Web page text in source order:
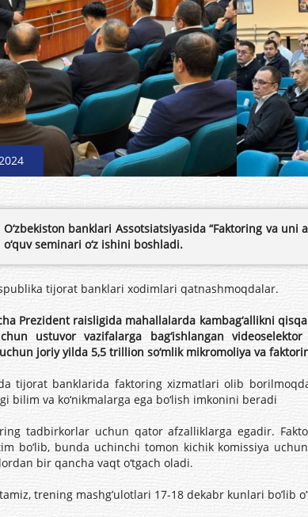
O‘zbekiston banklari Assotsiatsiyasida “Faktoring va uni
o‘quv seminari o‘z ishini boshladi.
tijorat banklari xodimlari qatnashmoqdalar.
Prezident raisligida mahallalarda kambag‘allikni
ustuvor vazifalarga bag‘ishlangan
joriy yilda 5,5 trillion so‘mlik mikromoliya va
banklarida faktoring xizmatlari olib borilmoqda.
bilim va ko‘nikmalarga ega bo‘lish imkonini beradi
tadbirkorlar uchun qator afzalliklarga egadir.
bo‘lib, bunda uchinchi tomon kichik komissiya
bir qancha vaqt o‘tgach oladi.
trening mashg’ulotlari 17-18 dekabr kunlari bo’lib